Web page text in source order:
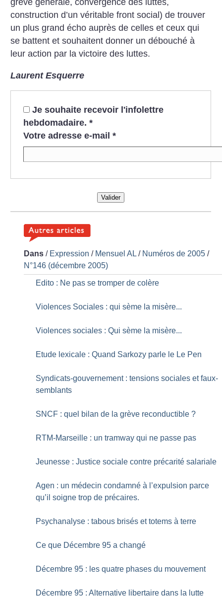
grève générale, convergence des luttes,
construction d’un véritable front social) de trouver
un plus grand écho auprès de celles et ceux qui
se battent et souhaitent donner un débouché à
leur action par la victoire des luttes.
Laurent Esquerre
Je souhaite recevoir l'infolettre
hebdomadaire. *
Votre adresse e-mail *
Valider
Dans / Expression / Mensuel AL / Numéros de 2005 /
N°146 (décembre 2005)
Edito : Ne pas se tromper de colère
Violences Sociales : qui sème la misère...
Violences sociales : Qui sème la misère...
Etude lexicale : Quand Sarkozy parle le Le Pen
Syndicats-gouvernement : tensions sociales et faux-
semblants
SNCF : quel bilan de la grève reconductible ?
RTM-Marseille : un tramway qui ne passe pas
Jeunesse : Justice sociale contre précarité salariale
Agen : un médecin condamné à l’expulsion parce
qu’il soigne trop de précaires.
Psychanalyse : tabous brisés et totems à terre
Ce que Décembre 95 a changé
Décembre 95 : les quatre phases du mouvement
Décembre 95 : Alternative libertaire dans la lutte